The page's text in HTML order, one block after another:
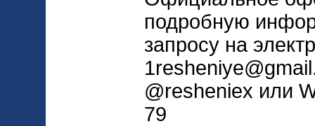
подробную
запросу на
@resheniex или
79